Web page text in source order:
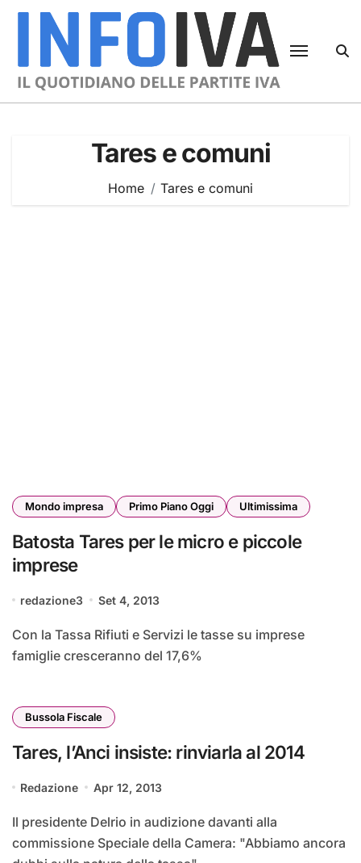
Skip
Tares e comuni
Home Tares e comuni
Mondo impresa Primo Piano Oggi Ultimissima
Batosta Tares per le micro e piccole
imprese
redazione3 Set 4, 2013
Con la Tassa Rifiuti e Servizi le tasse su imprese
famiglie cresceranno del 17,6%
Bussola Fiscale
Tares, l’Anci insiste: rinviarla al 2014
Redazione Apr 12, 2013
Il presidente Delrio in audizione davanti alla
commissione Speciale della Camera: "Abbiamo ancora